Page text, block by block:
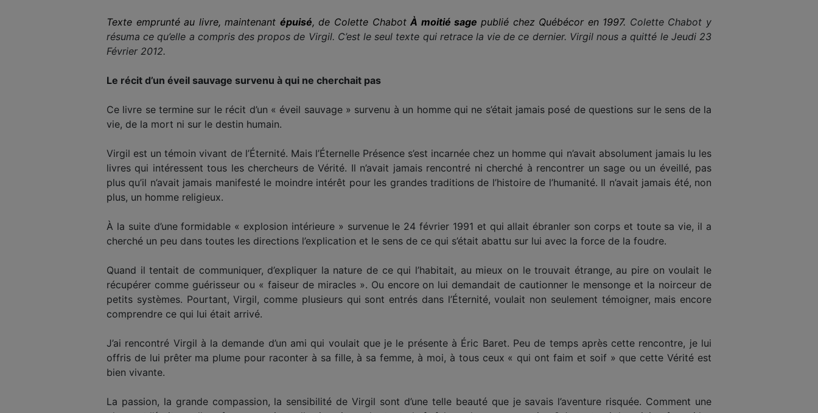
Texte emprunté au livre, maintenant épuisé, de Colette ChabotÀ moitié sage publié chez Québécor en 1997. Colette Chabot y
résuma ce qu’elle a compris des propos de Virgil. C’est le seul texte qui retrace la vie de ce dernier. Virgil nous a quitté le Jeudi 23
Février 2012.
Le récit d’un éveil sauvage survenu à qui ne cherchait pas
Ce livre se termine sur le récit d’un « éveil sauvage » survenu à un homme qui ne s’était jamais posé de questions sur le sens de la
vie, de la mort ni sur le destin humain.
Virgil est un témoin vivant de l’Éternité. Mais l’Éternelle Présence s’est incarnée chez un homme qui n’avait absolument jamais lu les
livres qui intéressent tous les chercheurs de Vérité. Il n’avait jamais rencontré ni cherché à rencontrer un sage ou un éveillé, pas
plus qu’il n’avait jamais manifesté le moindre intérêt pour les grandes traditions de l’histoire de l’humanité. Il n’avait jamais été, non
plus, un homme religieux.
À la suite d’une formidable « explosion intérieure » survenue le 24 février 1991 et qui allait ébranler son corps et toute sa vie, il a
cherché un peu dans toutes les directions l’explication et le sens de ce qui s’était abattu sur lui avec la force de la foudre.
Quand il tentait de communiquer, d’expliquer la nature de ce qui l’habitait, au mieux on le trouvait étrange, au pire on voulait le
récupérer comme guérisseur ou « faiseur de miracles ». Ou encore on lui demandait de cautionner le mensonge et la noirceur de
petits systèmes. Pourtant, Virgil, comme plusieurs qui sont entrés dans l’Éternité, voulait non seulement témoigner, mais encore
comprendre ce qui lui était arrivé.
J’ai rencontré Virgil à la demande d’un ami qui voulait que je le présente à Éric Baret. Peu de temps après cette rencontre, je lui
offris de lui prêter ma plume pour raconter à sa fille, à sa femme, à moi, à tous ceux « qui ont faim et soif » que cette Vérité est
bien vivante.
La passion, la grande compassion, la sensibilité de Virgil sont d’une telle beauté que je savais l’aventure risquée. Comment une